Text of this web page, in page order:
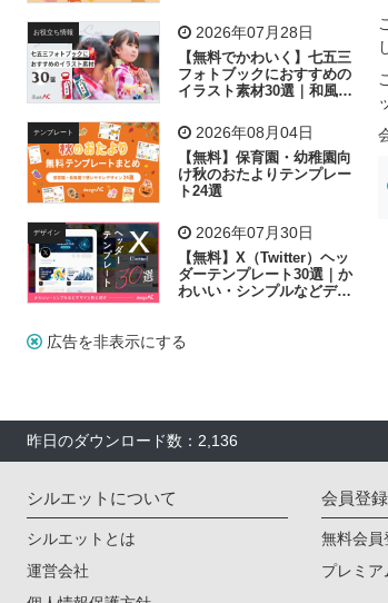
子供 作業員 葉 相談 ピクトグラム
お役立ち情報 2026年07月28日
【無料でかわいく】七五三
フォトブックにおすすめの
イラスト素材30選｜和風の
テンプレート 2026年08月04日
【無料】保育園・幼稚園向
け秋のおたよりテンプレー
ト24選
デザイン 2026年07月30日
【無料】X（Twitter）ヘッ
ダーテンプレート30選｜か
わいい・シンプルなどデザ
広告を非表示にする
昨日のダウンロード数：2,136
シルエットについて
シルエットとは
運営会社
会員登録
無料会員
プレミ